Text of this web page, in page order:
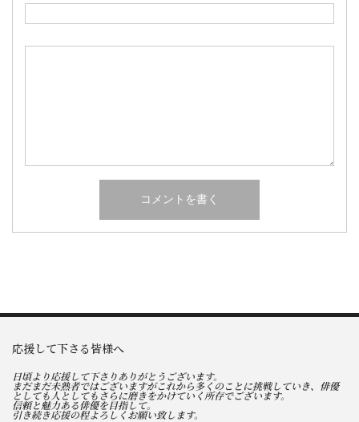
応援して下さる皆様へ
日頃より応援して下さりありがとうございます。
まだまだ未熟者ではございますがこれから多くのことに挑戦していき、俳優
としても人としてもさらに磨きをかけていく所存でございます。
信頼と魅力ある俳優を目指して。
引き続き応援の程よろしくお願い致します。